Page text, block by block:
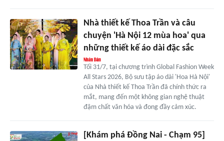
Nhà thiết kế Thoa Trần và câu
chuyện 'Hà Nội 12 mùa hoa' qua
những thiết kế áo dài đặc sắc
Tối 31/7, tại chương trình Global Fashion Week
All Stars 2026, Bộ sưu tập áo dài 'Hoa Hà Nội'
của Nhà thiết kế Thoa Trần đã chính thức ra
mắt, mang đến một không gian nghệ thuật
đậm chất văn hóa và đong đầy cảm xúc.
[Khám phá Đồng Nai - Chạm 95]